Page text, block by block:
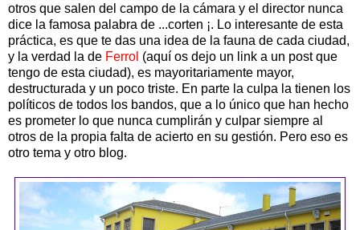
otros que salen del campo de la cámara y el director nunca
dice la famosa palabra de ...corten ¡. Lo interesante de esta
práctica, es que te das una idea de la fauna de cada ciudad,
y la verdad la de Ferrol (aquí os dejo un link a un post que
tengo de esta ciudad), es mayoritariamente mayor,
destructurada y un poco triste. En parte la culpa la tienen los
políticos de todos los bandos, que a lo único que han hecho
es prometer lo que nunca cumplirán y culpar siempre al
otros de la propia falta de acierto en su gestión. Pero eso es
otro tema y otro blog.